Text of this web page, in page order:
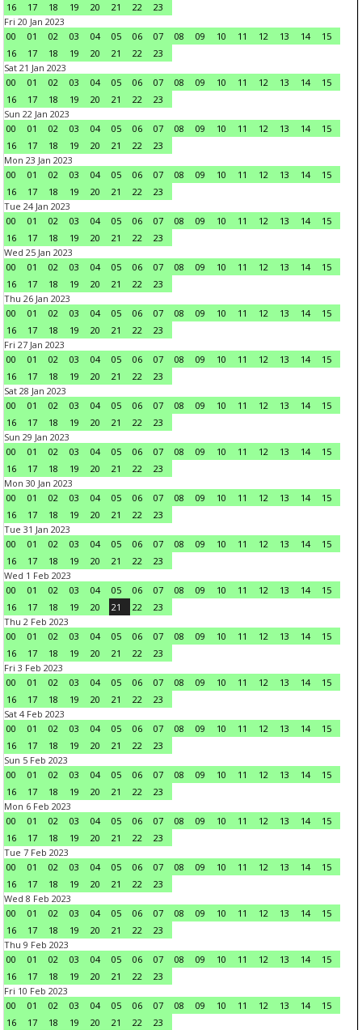
16
17 18 19 20 21 22
23
Fri 20 Jan 2023
00
01 02 03 04 05 06 07 08 09 10 11 12 13 14
15
16
17 18 19 20 21 22
23
Sat 21 Jan 2023
00
01 02 03 04 05 06 07 08 09 10 11 12 13 14
15
16
17 18 19 20 21 22
23
Sun 22 Jan 2023
00
01 02 03 04 05 06 07 08 09 10 11 12 13 14
15
16
17 18 19 20 21 22
23
Mon 23 Jan 2023
00
01 02 03 04 05 06 07 08 09 10 11 12 13 14
15
16
17 18 19 20 21 22
23
Tue 24 Jan 2023
00
01 02 03 04 05 06 07 08 09 10 11 12 13 14
15
16
17 18 19 20 21 22
23
Wed 25 Jan 2023
00
01 02 03 04 05 06 07 08 09 10 11 12 13 14
15
16
17 18 19 20 21 22
23
Thu 26 Jan 2023
00
01 02 03 04 05 06 07 08 09 10 11 12 13 14
15
16
17 18 19 20 21 22
23
Fri 27 Jan 2023
00
01 02 03 04 05 06 07 08 09 10 11 12 13 14
15
16
17 18 19 20 21 22
23
Sat 28 Jan 2023
00
01 02 03 04 05 06 07 08 09 10 11 12 13 14
15
16
17 18 19 20 21 22
23
Sun 29 Jan 2023
00
01 02 03 04 05 06 07 08 09 10 11 12 13 14
15
16
17 18 19 20 21 22
23
Mon 30 Jan 2023
00
01 02 03 04 05 06 07 08 09 10 11 12 13 14
15
16
17 18 19 20 21 22
23
Tue 31 Jan 2023
00
01 02 03 04 05 06 07 08 09 10 11 12 13 14
15
16
17 18 19 20 21 22
23
Wed 1 Feb 2023
00
01 02 03 04 05 06 07 08 09 10 11 12 13 14
15
16
17 18 19 20 21 22
23
Thu 2 Feb 2023
00
01 02 03 04 05 06 07 08 09 10 11 12 13 14
15
16
17 18 19 20 21 22
23
Fri 3 Feb 2023
00
01 02 03 04 05 06 07 08 09 10 11 12 13 14
15
16
17 18 19 20 21 22
23
Sat 4 Feb 2023
00
01 02 03 04 05 06 07 08 09 10 11 12 13 14
15
16
17 18 19 20 21 22
23
Sun 5 Feb 2023
00
01 02 03 04 05 06 07 08 09 10 11 12 13 14
15
16
17 18 19 20 21 22
23
Mon 6 Feb 2023
00
01 02 03 04 05 06 07 08 09 10 11 12 13 14
15
16
17 18 19 20 21 22
23
Tue 7 Feb 2023
00
01 02 03 04 05 06 07 08 09 10 11 12 13 14
15
16
17 18 19 20 21 22
23
Wed 8 Feb 2023
00
01 02 03 04 05 06 07 08 09 10 11 12 13 14
15
16
17 18 19 20 21 22
23
Thu 9 Feb 2023
00
01 02 03 04 05 06 07 08 09 10 11 12 13 14
15
16
17 18 19 20 21 22
23
Fri 10 Feb 2023
00
01 02 03 04 05 06 07 08 09 10 11 12 13 14
15
16
17 18 19 20 21 22
23